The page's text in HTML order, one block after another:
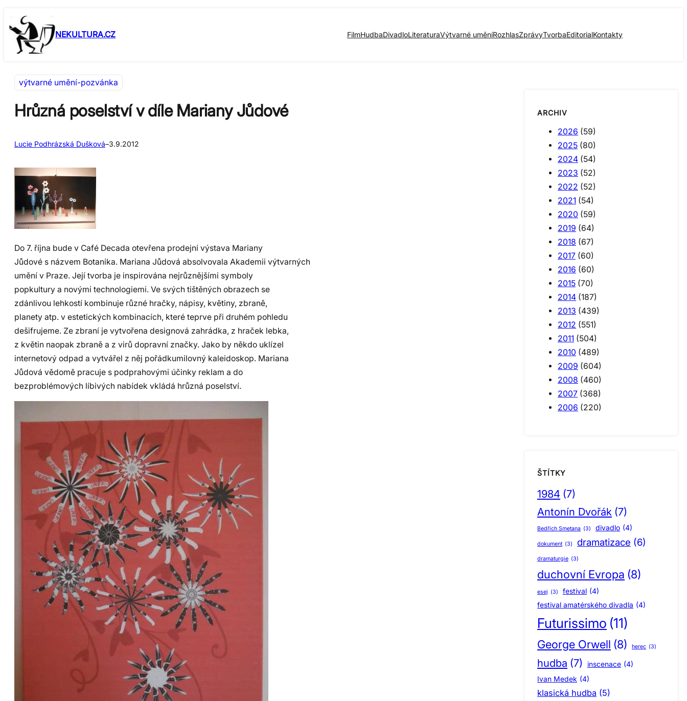
Přeskočit
na
obsah
Skip
to
content
NEKULTURA.CZ FilmHudbaDivadloLiteraturaVýtvarné uměníRozhlasZprávyTvorbaEditorialKontakty
výtvarné umění-pozvánka
Hrůzná poselství v díle Mariany Jůdové
Lucie Podhrázská Dušková–3.9.2012
Do 7. října bude v Café Decada otevřena prodejní výstava Mariany
Jůdové s názvem Botanika. Mariana Jůdová absolvovala Akademii výtvarných
umění v Praze. Její tvorba je inspirována nejrůznějšími symboly
popkultury a novými technologiemi. Ve svých tištěných obrazech se
zdánlivou lehkostí kombinuje různé hračky, nápisy, květiny, zbraně,
planety atp. v estetických kombinacích, které teprve při druhém pohledu
dešifrujeme. Ze zbraní je vytvořena designová zahrádka, z hraček lebka,
z květin naopak zbraně a z virů dopravní značky. Jako by někdo uklízel
internetový odpad a vytvářel z něj pořádkumilovný kaleidoskop. Mariana
Jůdová vědomě pracuje s podprahovými účinky reklam a do
bezproblémových líbivých nabídek vkládá hrůzná poselství.
ARCHIV
2026 (59)
2025 (80)
2024 (54)
2023 (52)
2022 (52)
2021 (54)
2020 (59)
2019 (64)
2018 (67)
2017 (60)
2016 (60)
2015 (70)
2014 (187)
2013 (439)
2012 (551)
2011 (504)
2010 (489)
2009 (604)
2008 (460)
2007 (368)
2006 (220)
ŠTÍTKY
1984 (7)
Antonín Dvořák (7)
Bedřich Smetana (3) divadlo (4)
dokument (3) dramatizace (6)
dramaturgie (3)
duchovní Evropa (8)
esej (3) festival (4)
festival amatérského divadla (4)
Futurissimo (11)
George Orwell (8) herec (3)
hudba (7) inscenace (4)
Ivan Medek (4)
klasická hudba (5)